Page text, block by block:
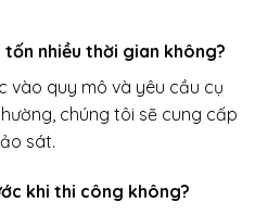
nhiều thời gian không?
vào quy mô và yêu cầu cụ
chúng tôi sẽ cung cấp
sát.
khi thi công không?